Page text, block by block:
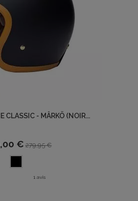
CLASSIC - MÂRKÖ (NOIR...
€ 279,95 €
1 avis